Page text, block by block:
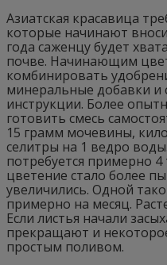
Азиатская красавица
которые начинают
года саженцу будет
почве. Начинающим
комбинировать
минеральные добавки и
инструкции. Более
готовить смесь
15 грамм мочевины,
селитры на 1 ведро
потребуется примерно
цветение стало более
увеличились. Одной
примерно на месяц.
Если листья начали
прекращают и
простым поливом.